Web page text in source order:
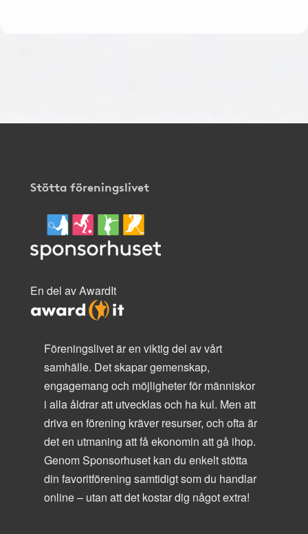
Stötta föreningslivet
En del av AwardIt
Föreningslivet är en viktig del av vårt
samhälle. Det skapar gemenskap,
engagemang och möjligheter för människor
i alla åldrar att utvecklas och ha kul. Men att
driva en förening kräver resurser, och ofta är
det en utmaning att få ekonomin att gå ihop.
Genom Sponsorhuset kan du enkelt stötta
din favoritförening samtidigt som du handlar
online – utan att det kostar dig något extra!